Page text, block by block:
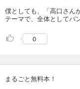
僕としても、「高口さん
テーマで、全体としてバ
0
まるごと無料本！